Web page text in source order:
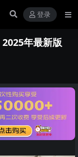
登录
年最新版